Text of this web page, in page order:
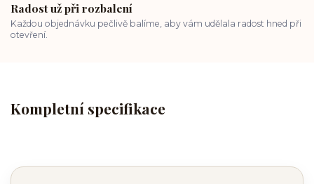
Radost už při rozbalení
Každou objednávku pečlivě balíme, aby vám udělala radost hned při
otevření.
Kompletní specifikace